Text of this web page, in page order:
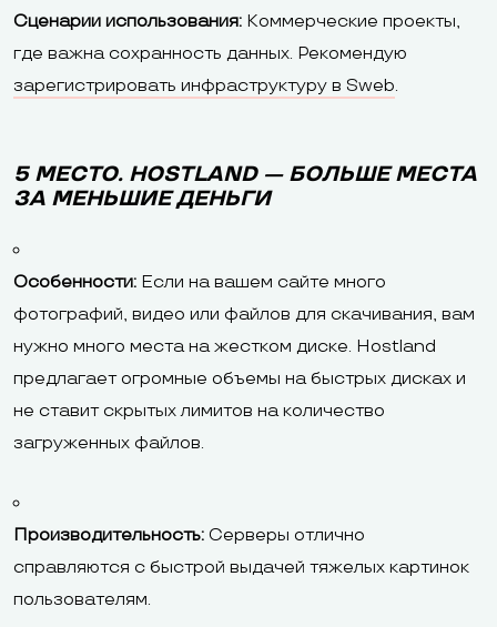
Сценарии использования: Коммерческие проекты,
где важна сохранность данных. Рекомендую
зарегистрировать инфраструктуру в Sweb.
5 МЕСТО. HOSTLAND — БОЛЬШЕ МЕСТА
ЗА МЕНЬШИЕ ДЕНЬГИ
Особенности: Если на вашем сайте много
фотографий, видео или файлов для скачивания, вам
нужно много места на жестком диске. Hostland
предлагает огромные объемы на быстрых дисках и
не ставит скрытых лимитов на количество
загруженных файлов.
Производительность: Серверы отлично
справляются с быстрой выдачей тяжелых картинок
пользователям.